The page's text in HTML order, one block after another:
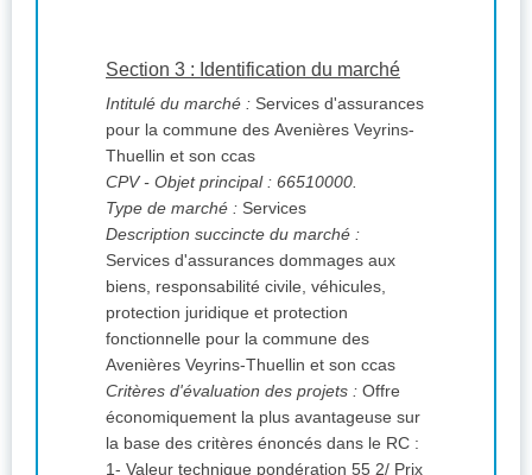
Section 3 : Identification du marché
Intitulé du marché : Services d'assurances
pour la commune des Avenières Veyrins-
Thuellin et son ccas
CPV- Objet principal : 66510000.
Type de marché : Services
Description succincte du marché :
Services d'assurances dommages aux
biens, responsabilité civile, véhicules,
protection juridique et protection
fonctionnelle pour la commune des
Avenières Veyrins-Thuellin et son ccas
Critères d'évaluation des projets : Offre
économiquement la plus avantageuse sur
la base des critères énoncés dans le RC :
1- Valeur technique pondération 55 2/ Prix